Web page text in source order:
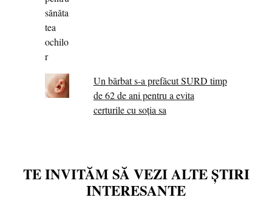
Un bărbat s-a prefăcut SURD timp
de 62 de ani pentru a evita
certurile cu soția sa
TE INVITĂM SĂ VEZI ALTE ȘTIRI
INTERESANTE